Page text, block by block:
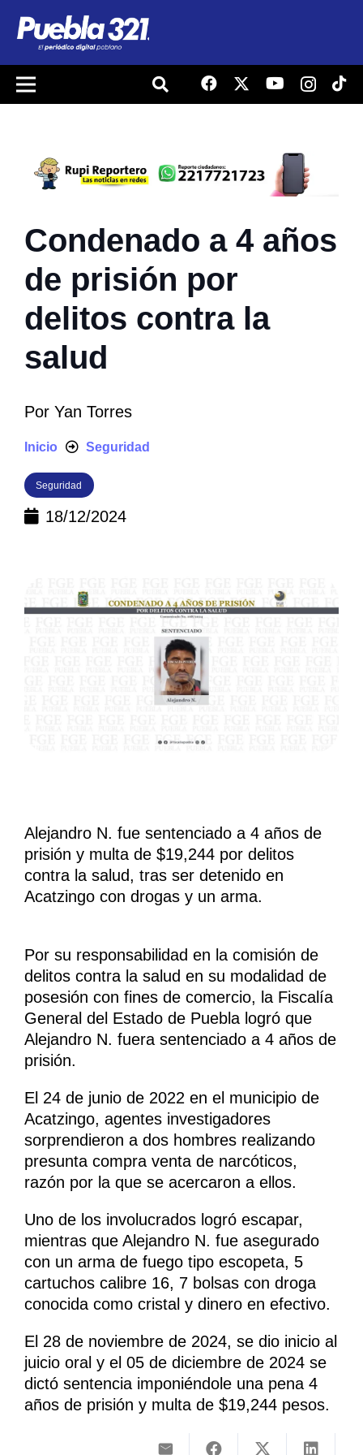
Condenado a 4 años
de prisión por
delitos contra la
salud
Por Yan Torres
Inicio Seguridad
Seguridad
18/12/2024
Alejandro N. fue sentenciado a 4 años de
prisión y multa de $19,244 por delitos
contra la salud, tras ser detenido en
Acatzingo con drogas y un arma.
Por su responsabilidad en la comisión de
delitos contra la salud en su modalidad de
posesión con fines de comercio, la Fiscalía
General del Estado de Puebla logró que
Alejandro N. fuera sentenciado a 4 años de
prisión.
El 24 de junio de 2022 en el municipio de
Acatzingo, agentes investigadores
sorprendieron a dos hombres realizando
presunta compra venta de narcóticos,
razón por la que se acercaron a ellos.
Uno de los involucrados logró escapar,
mientras que Alejandro N. fue asegurado
con un arma de fuego tipo escopeta, 5
cartuchos calibre 16, 7 bolsas con droga
conocida como cristal y dinero en efectivo.
El 28 de noviembre de 2024, se dio inicio al
juicio oral y el 05 de diciembre de 2024 se
dictó sentencia imponiéndole una pena 4
años de prisión y multa de $19,244 pesos.